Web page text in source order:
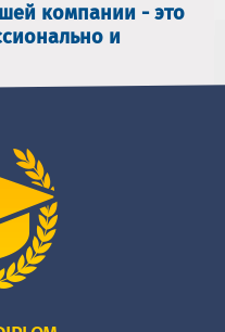
компании - это
и